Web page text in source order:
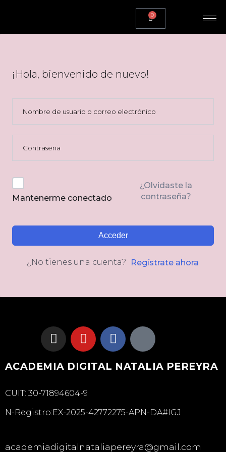
0
¡Hola, bienvenido de nuevo!
Mantenerme conectado
¿Olvidaste la
contraseña?
Acceder
¿No tienes una cuenta? Regístrate ahora
ACADEMIA DIGITAL NATALIA PEREYRA
CUIT: 30-71894604-9
N-Registro:EX-2025-42772275-APN-DA#IGJ
academiadigitalnataliapereyra@gmail.com